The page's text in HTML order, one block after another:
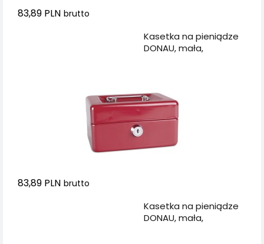
83,89 PLN brutto
Kasetka na pieniądze
DONAU, mała,
83,89 PLN brutto
Kasetka na pieniądze
DONAU, mała,